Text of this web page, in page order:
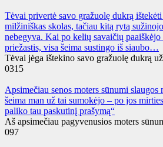
Tėvai privertė savo gražuolę dukrą
milžiniškas skolas, tačiau kitą rytą
nebegyva. Kai po kelių savaičių
priežastis, visa šeima sustingo iš siaubo…
Tėvai jėga ištekino savo gražuolę dukrą
0315
Apsimečiau senos moters sūnumi slaugos
šeima man už tai sumokėjo – po jos
paliko tau paskutinį prašymą“
Aš apsimečiau pagyvenusios moters
097